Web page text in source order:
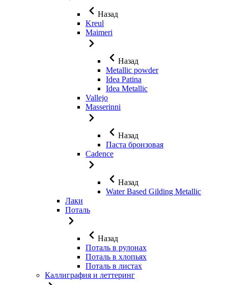
Назад
Kreul
Maimeri
Назад
Metallic powder
Idea Patina
Idea Metallic
Vallejo
Masserinni
Назад
Паста бронзовая
Cadence
Назад
Water Based Gilding Metallic
Лаки
Поталь
Назад
Поталь в рулонах
Поталь в хлопьях
Поталь в листах
Каллиграфия и леттеринг